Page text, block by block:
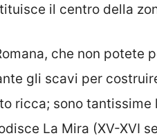
il centro della
che non potete
gli scavi per
ricca; sono tantissime
La Mira (XV-XVI